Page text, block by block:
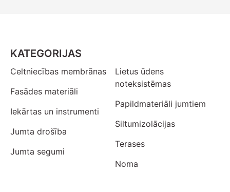
KATEGORIJAS
Celtniecības membrānas
Fasādes materiāli
Iekārtas un instrumenti
Jumta drošība
Jumta segumi
Lietus ūdens
noteksistēmas
Papildmateriāli jumtiem
Siltumizolācijas
Terases
Noma